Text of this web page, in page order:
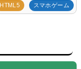
HTML5 スマホゲーム